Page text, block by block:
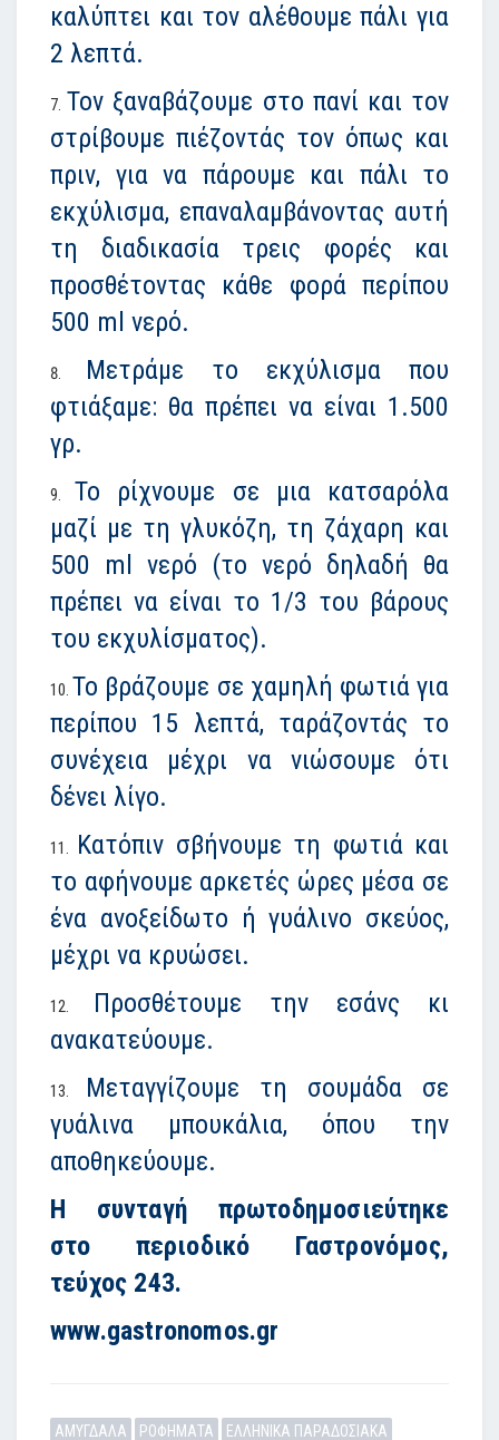
καλύπτει και τον αλέθουμε πάλι για
2 λεπτά.
Τον ξαναβάζουμε στο πανί και τον
στρίβουμε πιέζοντάς τον όπως και
πριν, για να πάρουμε και πάλι το
εκχύλισμα, επαναλαμβάνοντας αυτή
τη διαδικασία τρεις φορές και
προσθέτοντας κάθε φορά περίπου
500 ml νερό.
Μετράμε το εκχύλισμα που
φτιάξαμε: θα πρέπει να είναι 1.500
γρ.
Το ρίχνουμε σε μια κατσαρόλα
μαζί με τη γλυκόζη, τη ζάχαρη και
500 ml νερό (το νερό δηλαδή θα
πρέπει να είναι το 1/3 του βάρους
του εκχυλίσματος).
Το βράζουμε σε χαμηλή φωτιά για
περίπου 15 λεπτά, ταράζοντάς το
συνέχεια μέχρι να νιώσουμε ότι
δένει λίγο.
Κατόπιν σβήνουμε τη φωτιά και
το αφήνουμε αρκετές ώρες μέσα σε
ένα ανοξείδωτο ή γυάλινο σκεύος,
μέχρι να κρυώσει.
Προσθέτουμε την εσάνς κι
ανακατεύουμε.
Μεταγγίζουμε τη σουμάδα σε
γυάλινα μπουκάλια, όπου την
αποθηκεύουμε.
Η συνταγή πρωτοδημοσιεύτηκε
στο περιοδικό Γαστρονόμος,
τεύχος 243.
www.gastronomos.gr
ΑΜΥΓΔΑΛΑ ΡΟΦΗΜΑΤΑ ΕΛΛΗΝΙΚΑ ΠΑΡΑΔΟΣΙΑΚΑ